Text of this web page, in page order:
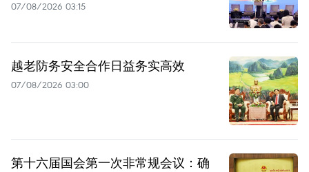
07/08/2026 03:15
越老防务安全合作日益务实高效
07/08/2026 03:00
第十六届国会第一次非常规会议：确